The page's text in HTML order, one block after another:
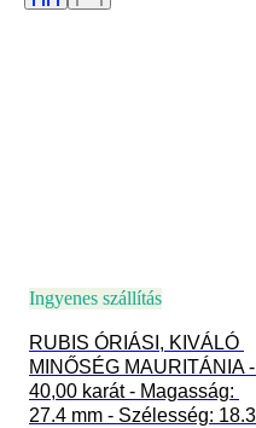
Ingyenes szállítás
RUBIS ÓRIÁSI, KIVÁLÓ
MINŐSÉG MAURITÁNIA -
40,00 karát - Magasság:
27.4 mm - Szélesség: 18.3